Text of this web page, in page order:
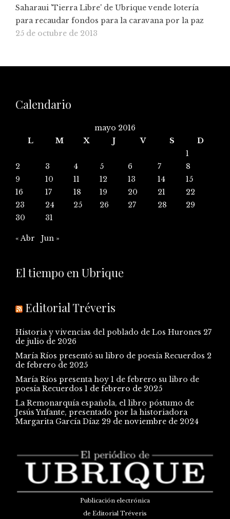
Saharaui 'Tierra Libre' de Ubrique vende lotería
para recaudar fondos para la caravana por la paz
25 de octubre de 2013
Calendario
mayo 2016
L
M X J V S
D
1
2
3 4 5 6 7
8
9
10 11 12 13 14
15
16
17 18 19 20 21
22
23
24 25 26 27 28
29
30
31
« Abr Jun »
El tiempo en Ubrique
Editorial Tréveris
Historia y vivencias del poblado de Los Hurones 27
de julio de 2026
María Ríos presentó su libro de poesía Recuerdos 2
de febrero de 2025
María Ríos presenta hoy 1 de febrero su libro de
poesía Recuerdos 1 de febrero de 2025
La Remonarquía española, el libro póstumo de
Jesús Ynfante, presentado por la historiadora
Margarita García Díaz 29 de noviembre de 2024
Publicación electrónica
de Editorial Tréveris